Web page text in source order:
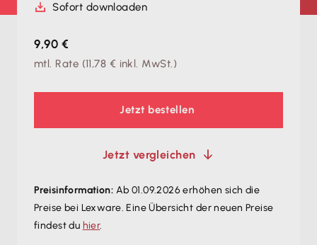
Sofort downloaden
9,90 €
mtl. Rate (11,78 € inkl. MwSt.)
Jetzt bestellen
Jetzt vergleichen
Preisinformation: Ab 01.09.2026 erhöhen sich die
Preise bei Lexware. Eine Übersicht der neuen Preise
findest du hier.